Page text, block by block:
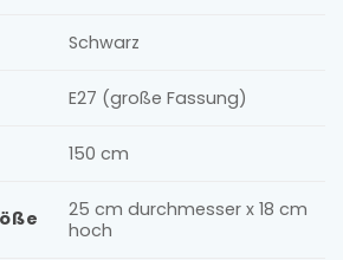
Schwarz
E27 (große Fassung)
150 cm
25 cm durchmesser x 18 cm
hoch